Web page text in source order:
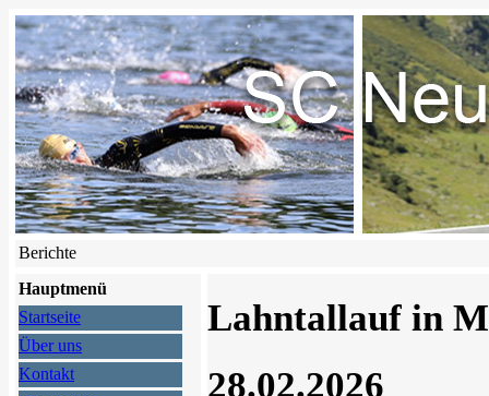
Berichte
Hauptmenü
Startseite
Über uns
Kontakt
Lahntallauf in
28.02.2026